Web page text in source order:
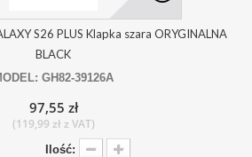
S26 PLUS Klapka szara ORYGINALNA
BLACK
GH82-39126A
97,55 zł
(119,99 zł z VAT)
Ilość: